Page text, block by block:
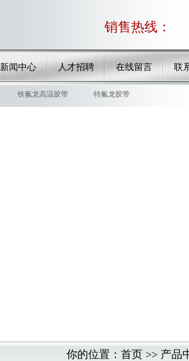
销售热线：
新闻中心 人才招聘 在线留言 联
铁氟龙高温胶带 特氟龙胶带
你的位置： 首页 >> 产品